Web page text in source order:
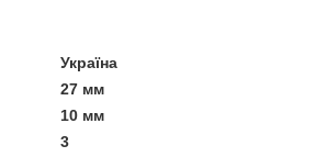
Україна
27 мм
10 мм
3